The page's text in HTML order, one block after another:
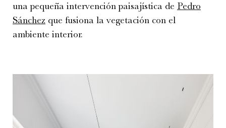
una pequeña intervención paisajística de Pedro
Sánchez que fusiona la vegetación con el
ambiente interior.